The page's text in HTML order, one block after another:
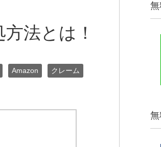
法とは！
Amazon クレーム
無
無